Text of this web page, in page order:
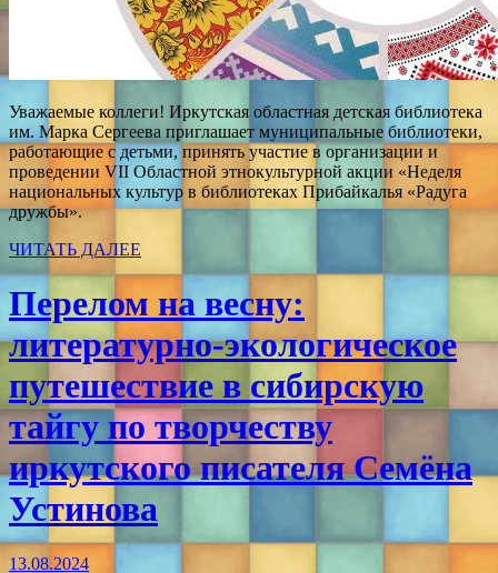
Уважаемые коллеги! Иркутская областная детская библиотека
им. Марка Сергеева приглашает муниципальные библиотеки,
работающие с детьми, принять участие в организации и
проведении VII Областной этнокультурной акции «Неделя
национальных культур в библиотеках Прибайкалья «Радуга
дружбы».
ЧИТАТЬ ДАЛЕЕ
Перелом на весну:
литературно-экологическое
путешествие в сибирскую
тайгу по творчеству
иркутского писателя Семёна
Устинова
13.08.2024